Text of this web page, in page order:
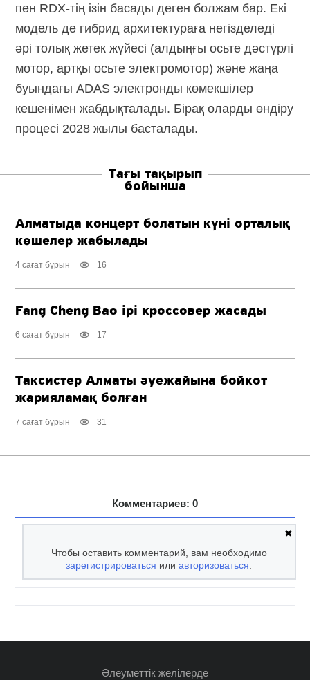
пен RDX-тің ізін басады деген болжам бар. Екі
модель де гибрид архитектураға негізделеді
әрі толық жетек жүйесі (алдыңғы осьте дәстүрлі
мотор, артқы осьте электромотор) және жаңа
буындағы ADAS электронды көмекшілер
кешенімен жабдықталады. Бірақ оларды өндіру
процесі 2028 жылы басталады.
Тағы тақырып
бойынша
Алматыда концерт болатын күні орталық
көшелер жабылады
4 сағат бұрын 16
Fang Cheng Bao ірі кроссовер жасады
6 сағат бұрын 17
Таксистер Алматы әуежайына бойкот
жарияламақ болған
7 сағат бұрын 31
Комментариев: 0
✖
Чтобы оставить комментарий, вам необходимо
зарегистрироваться илиавторизоваться
Әлеуметтік желілерде